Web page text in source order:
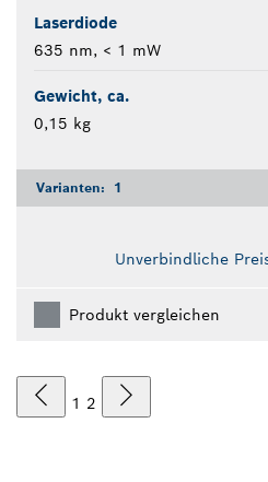
Laserdiode
635 nm, < 1 mW
Gewicht, ca.
0,15 kg
Varianten: 1
Unverbindliche
Produkt vergleichen
1 2